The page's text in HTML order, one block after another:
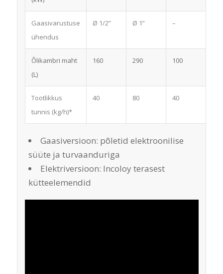
Gaasivarustuse
ühendus
Ø 1/2” Ø 1” –
Õlikambri maht
(L)
160 290 100
Tootlikkus
tunnis (kg/h)*
40 80 40
Gaasiversioon: põletid elektroonilise
süüte ja turvaanduriga
Elektriversioon: Incoloy terasest
kütteelemendid